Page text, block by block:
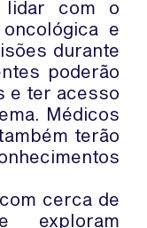
lidar com o
e
durante
poderão
e ter acesso
Médicos
terão
cerca de
exploram